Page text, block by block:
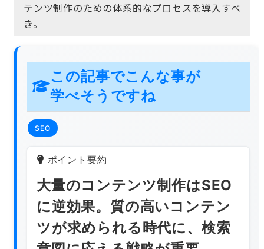
テンツ制作のための体系的なプロセスを導入すべ
き。
この記事でこんな事が
学べそうですね
SEO
ポイント要約
大量のコンテンツ制作はSEO
に逆効果。質の高いコンテン
ツが求められる時代に、検索